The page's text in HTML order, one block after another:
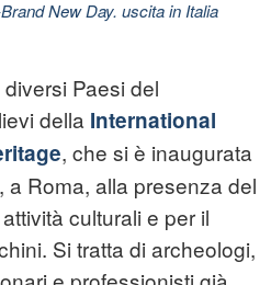
New Day. uscita in Italia
Paesi del
della International
, che si è inaugurata
a Roma, alla presenza del
culturali e per il
Si tratta di archeologi,